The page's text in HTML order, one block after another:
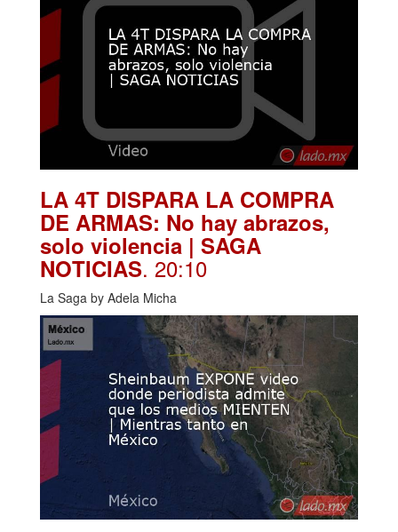
LA 4T DISPARA LA COMPRA
DE ARMAS: No hay abrazos,
solo violencia | SAGA
NOTICIAS. 20:10
La Saga by Adela Micha